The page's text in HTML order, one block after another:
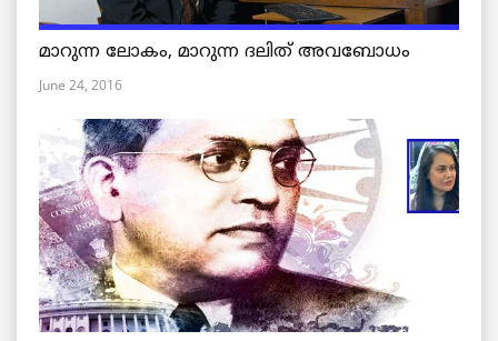
മാറുന്ന ലോകം, മാറുന്ന ദലിത് അവബോധം
June 24, 2016